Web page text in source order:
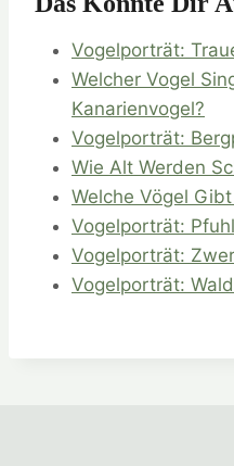
Vogelporträt:
Welcher Vogel
Kanarienvogel?
Vogelporträt:
Wie Alt Werden
Welche Vögel
Vogelporträt:
Vogelporträt:
Vogelporträt: